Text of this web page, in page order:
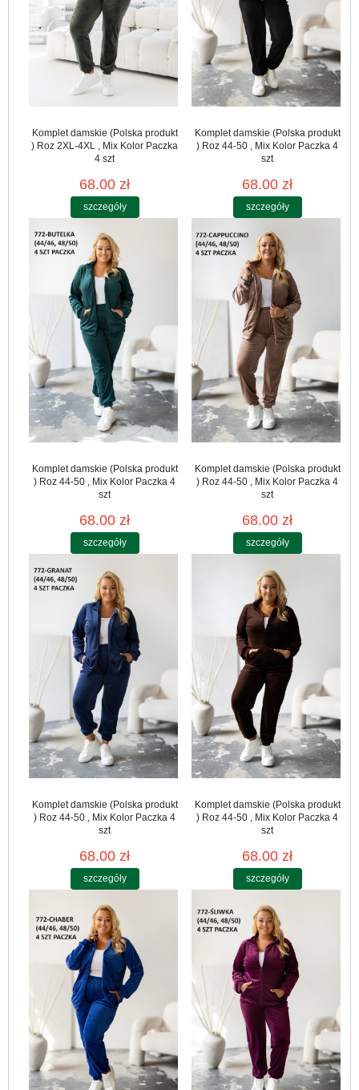
Komplet damskie (Polska produkt
) Roz 2XL-4XL , Mix Kolor Paczka
4 szt
68.00 zł
szczegóły
Komplet damskie (Polska produkt
) Roz 44-50 , Mix Kolor Paczka 4
szt
68.00 zł
szczegóły
Komplet damskie (Polska produkt
) Roz 44-50 , Mix Kolor Paczka 4
szt
68.00 zł
szczegóły
Komplet damskie (Polska produkt
) Roz 44-50 , Mix Kolor Paczka 4
szt
68.00 zł
szczegóły
Komplet damskie (Polska produkt
) Roz 44-50 , Mix Kolor Paczka 4
szt
68.00 zł
szczegóły
Komplet damskie (Polska produkt
) Roz 44-50 , Mix Kolor Paczka 4
szt
68.00 zł
szczegóły